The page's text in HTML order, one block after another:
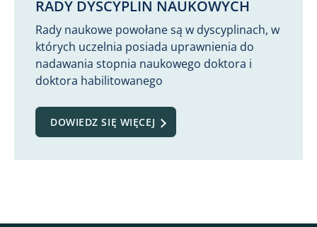
RADY DYSCYPLIN NAUKOWYCH
Rady naukowe powołane są w dyscyplinach, w
których uczelnia posiada uprawnienia do
nadawania stopnia naukowego doktora i
doktora habilitowanego
DOWIEDZ SIĘ WIĘCEJ